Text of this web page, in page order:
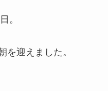
。
を迎えました。